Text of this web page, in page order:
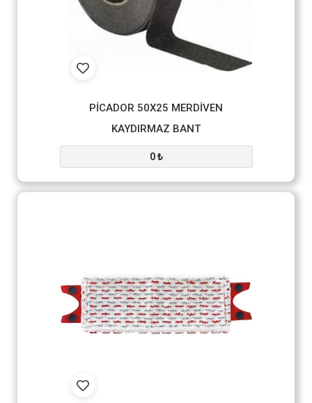
PİCADOR 50X25 MERDİVEN
KAYDIRMAZ BANT
0 ₺